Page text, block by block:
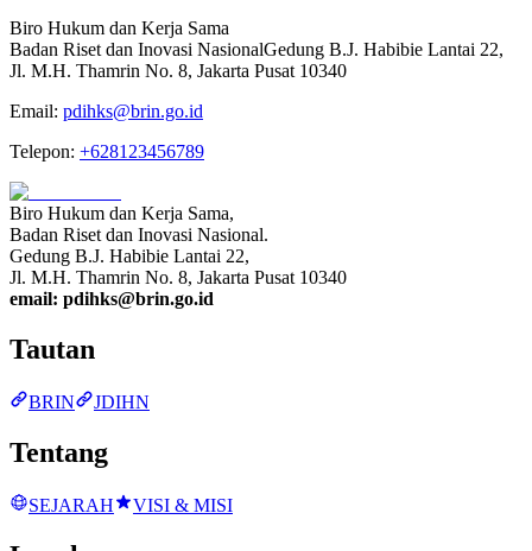
Biro Hukum dan Kerja Sama
Badan Riset dan Inovasi NasionalGedung B.J. Habibie Lantai 22,
Jl. M.H. Thamrin No. 8, Jakarta Pusat 10340
Email: pdihks@brin.go.id
Telepon: +628123456789
Biro Hukum dan Kerja Sama,
Badan Riset dan Inovasi Nasional.
Gedung B.J. Habibie Lantai 22,
Jl. M.H. Thamrin No. 8, Jakarta Pusat 10340
email: pdihks@brin.go.id
Tautan
BRIN JDIHN
Tentang
SEJARAH VISI & MISI